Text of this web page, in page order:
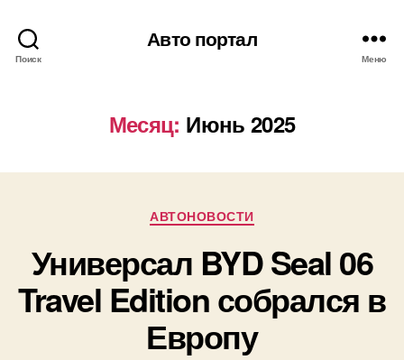
Поиск
Авто портал
Меню
Месяц: Июнь 2025
Рубрики
АВТОНОВОСТИ
Универсал BYD Seal 06
Travel Edition собрался в
Европу